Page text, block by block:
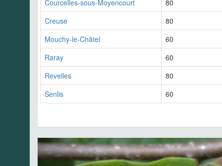
Courcelles-sous-Moyencourt
80
Creuse
80
Mouchy-le-Châtel
60
Raray
60
Revelles
80
Senlis
60